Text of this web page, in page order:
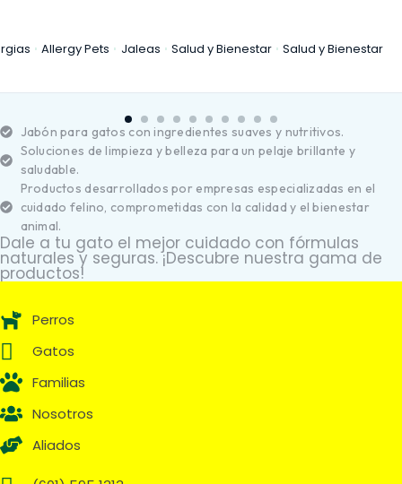
Allergy Pets Jaleas Salud y Bienestar Salud y Bienestar
Jabón para gatos con ingredientes suaves y nutritivos.
Soluciones de limpieza y belleza para un pelaje brillante y
saludable.
Productos desarrollados por empresas especializadas en el
cuidado felino, comprometidas con la calidad y el bienestar
animal.
Dale a tu gato el mejor cuidado con fórmulas
naturales y seguras. ¡Descubre nuestra gama de
productos!
Perros
Gatos
Familias
Nosotros
Aliados